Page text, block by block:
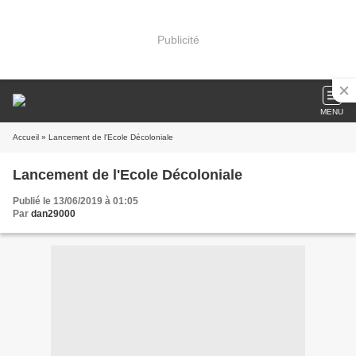
Publicité
MENU
Accueil » Lancement de l'Ecole Décoloniale
Lancement de l'Ecole Décoloniale
Publié le 13/06/2019 à 01:05
Par dan29000